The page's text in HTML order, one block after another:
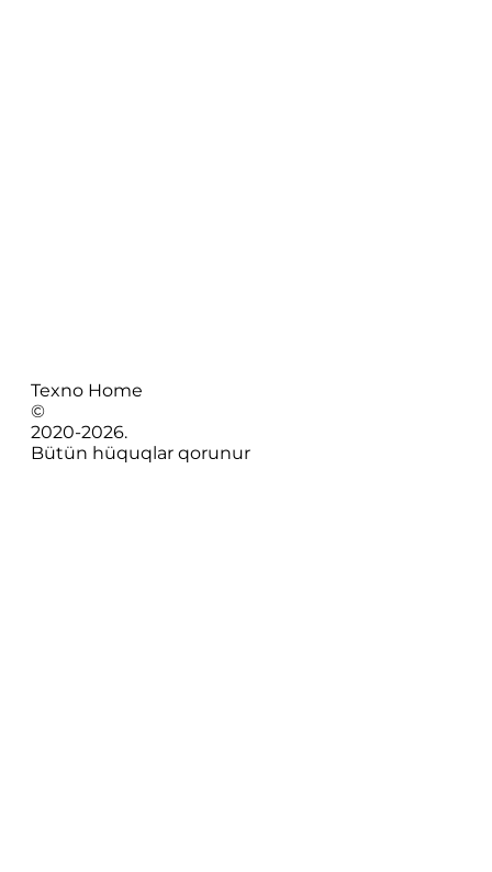
Texno Home
©
2020-2026.
Bütün hüquqlar qorunur